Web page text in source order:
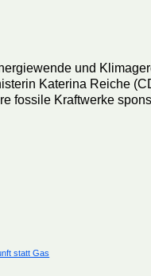
und
Katerina Reiche
fossile Kraftwerke
statt Gas